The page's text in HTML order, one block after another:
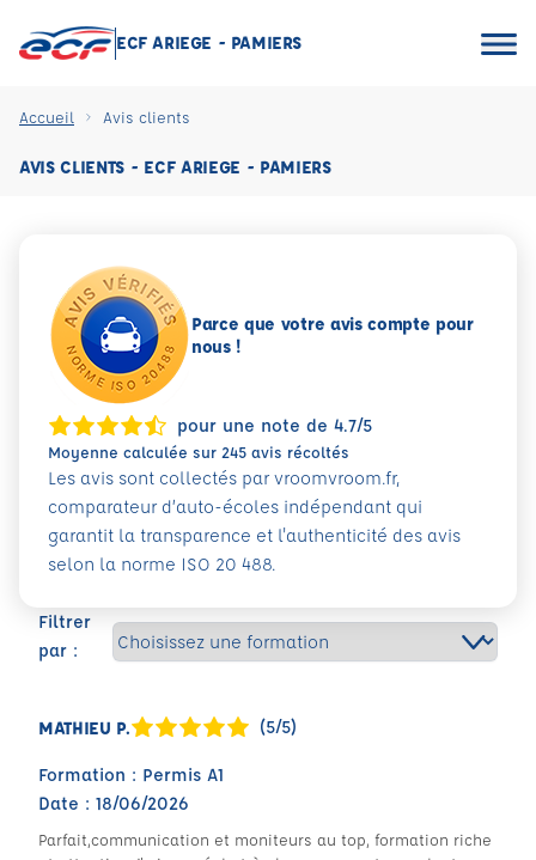
ECF ARIEGE - PAMIERS
Accueil Avis clients
AVIS CLIENTS - ECF ARIEGE - PAMIERS
Filtrer
par :
MATHIEU P. (5/5)
Formation : Permis A1
Date : 18/06/2026
Parfait,communication et moniteurs au top, formation riche
Parce que votre avis compte pour
nous !
pour une note de 4.7/5
Moyenne calculée sur 245 avis récoltés
Les avis sont collectés par vroomvroom.fr,
comparateur d’auto-écoles indépendant qui
garantit la transparence et l'authenticité des avis
selon la norme ISO 20 488.